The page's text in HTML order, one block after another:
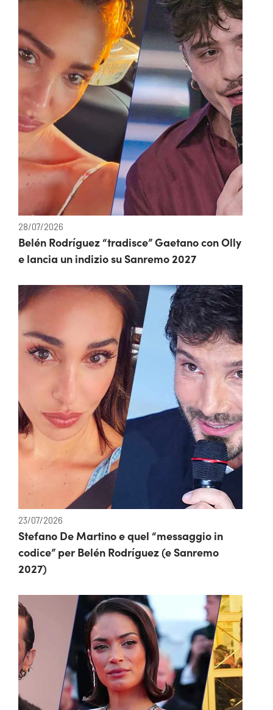
28/07/2026
Belén Rodríguez “tradisce” Gaetano con Olly
e lancia un indizio su Sanremo 2027
23/07/2026
Stefano De Martino e quel “messaggio in
codice” per Belén Rodríguez (e Sanremo
2027)